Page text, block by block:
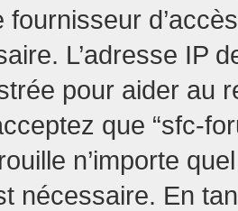
fournisseur
L’adresse IP
pour aider au
que “sfc-
n’importe
nécessaire. En